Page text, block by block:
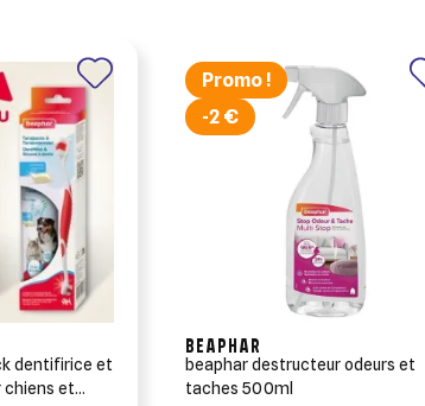
dentifirice et
Promo !
-2 €
BEAPHAR
beaphar destructeur odeurs et
taches 500ml
d'envies
pour ajouter des produits à votre liste d'envies.